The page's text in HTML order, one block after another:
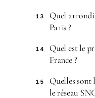
13
Quel
Paris ?
14
Quel est le
France ?
15
Quelles sont
le réseau